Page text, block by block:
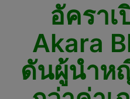
อัคราเ
Akara
ดันผู้นำห